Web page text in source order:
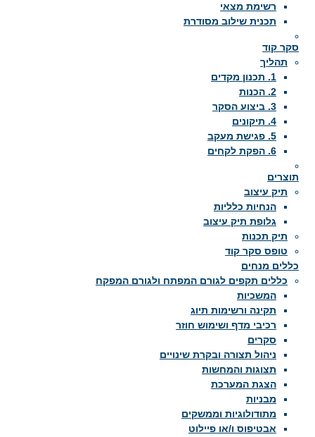
רשימת מצאי
תכנית שילוב מסודרת
סקר קוד
תהליך
1. תכנון מקדים
2. הכנות
3. ביצוע הסקר
4. תיקונים
5. פגישת מעקב
6. הפקת לקחים
תוצרים
תיק עיצוב
הנחיות כלליות
גלופת תיק עיצוב
תיק תכנות
טופס סקר קוד
כללים מנחים
כללים תקפים לגורם המפתח ולגורם המפקח
המשכיות
תקינה ורשימות תיוג
רכיבי מדף ושימוש חוזר
סקרים
ניהול תצורה ובקרת שינויים
תצוגות והמחשות
הצגת המערכת
מבניות
מתודולוגיות וממשקים
אבטיפוס ו/או פיילוט